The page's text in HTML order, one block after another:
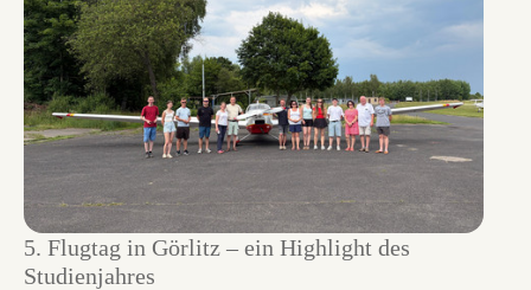
5. Flugtag in Görlitz – ein Highlight des
Studienjahres